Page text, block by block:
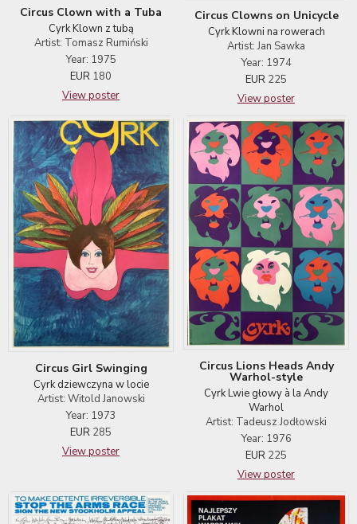
Circus Clown with a Tuba
Cyrk Klown z tubą
Artist: Tomasz Rumiński
Year: 1975
EUR 180
View poster
Circus Clowns on Unicycle
Cyrk Klowni na rowerach
Artist: Jan Sawka
Year: 1974
EUR 225
View poster
Circus Girl Swinging
Cyrk dziewczyna w locie
Artist: Witold Janowski
Year: 1973
EUR 285
View poster
Circus Lions Heads Andy
Warhol-style
Cyrk Lwie głowy à la Andy
Warhol
Artist: Tadeusz Jodłowski
Year: 1976
EUR 225
View poster